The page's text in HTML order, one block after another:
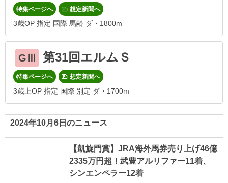
特集ページへ 想定新聞へ
3歳OP 指定 国際 馬齢 ダ・1800m
GⅢ 第31回エルムＳ
特集ページへ 想定新聞へ
3歳上OP 指定 国際 別定 ダ・1700m
2024年10月6日のニュース
【凱旋門賞】JRA海外馬券売り上げ46億
2335万円超！武豊アルリファー11着、
シンエンペラー12着